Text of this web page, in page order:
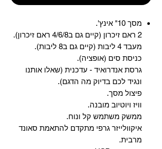
מסך 10" אינץ'.
2 ראם זיכרון (קיים גם ב4/6/8 ראם זיכרון).
מעבד 4 ליבות (קיים גם ב8 ליבות).
כניסת סים (אופציה).
גרסת אנדרואיד - עדכנית (שאלו אותנו
ונגיד לכם בדיוק מה הדגם).
פיצול מסך.
וויז ויוטיוב מובנה.
ממשק משתמש קל ונוח.
איקוולייזר גרפי מתקדם להתאמת סאונד
מרבית.